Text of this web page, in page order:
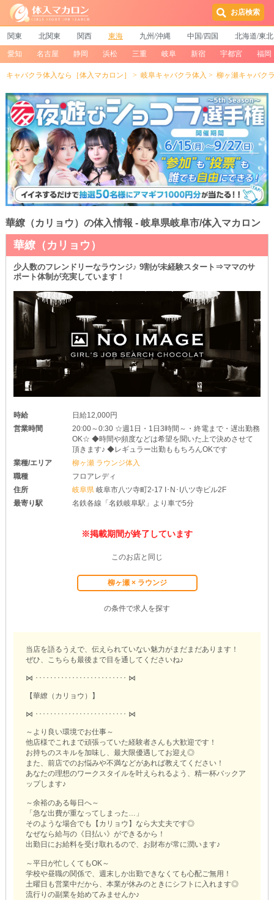
お店検索
関東 北関東 関西 東海 九州/沖縄 中国/四国 北海道/東北
愛知 名古屋 静岡 浜松 三重 岐阜 新宿 宇都宮 福岡
キャバクラ体入なら［体入マカロン］ 岐阜キャバクラ体入 柳ヶ瀬キャバク
華繚（カリョウ）の体入情報 - 岐阜県岐阜市/体入マカロン
華繚（カリョウ）
少人数のフレンドリーなラウンジ♪ 9割が未経験スタート⇒ママのサ
ポート体制が充実しています！
時給
日給12,000円
営業時間
20:00～0:30 ☆週1日・1日3時間～・終電まで・遅出勤務
OK☆ ◆時間や頻度などは希望を聞いた上で決めさせて
頂きます♪ ◆レギュラー出勤ももちろんOKです
業種/エリア
柳ヶ瀬 ラウンジ体入
職種
フロアレディ
住所
岐阜県岐阜市八ツ寺町2-17 I･N･I八ツ寺ビル2F
最寄り駅
名鉄各線「名鉄岐阜駅」より車で5分
※掲載期間が終了しています
このお店と同じ
柳ヶ瀬 × ラウンジ
の条件で求人を探す
当店を語るうえで、伝えられていない魅力がまだまだあります！
ぜひ、こちらも最後まで目を通してくださいね♪
⋈ ･････････････････････････ ⋈
【華繚（カリョウ）】
⋈ ･････････････････････････ ⋈
～より良い環境でお仕事～
他店様でこれまで頑張っていた経験者さんも大歓迎です！
お持ちのスキルを加味し、最大限優遇してお迎え◎
また、前店でのお悩みや不満などがあれば教えてください！
あなたの理想のワークスタイルを叶えられるよう、精一杯バックア
ップします♪
～余裕のある毎日へ～
「急な出費が重なってしまった…」
そのような場合でも【カリョウ】なら大丈夫です◎
なぜなら給与の《日払い》ができるから！
出勤日にお給料を受け取れるので、お財布が常に潤います♪
～平日が忙しくてもOK～
学校や昼職の関係で、週末しか出勤できなくても心配ご無用！
土曜日も営業中だから、本業が休みのときにシフトに入れます◎
流行りの副業を始めてみませんか♪